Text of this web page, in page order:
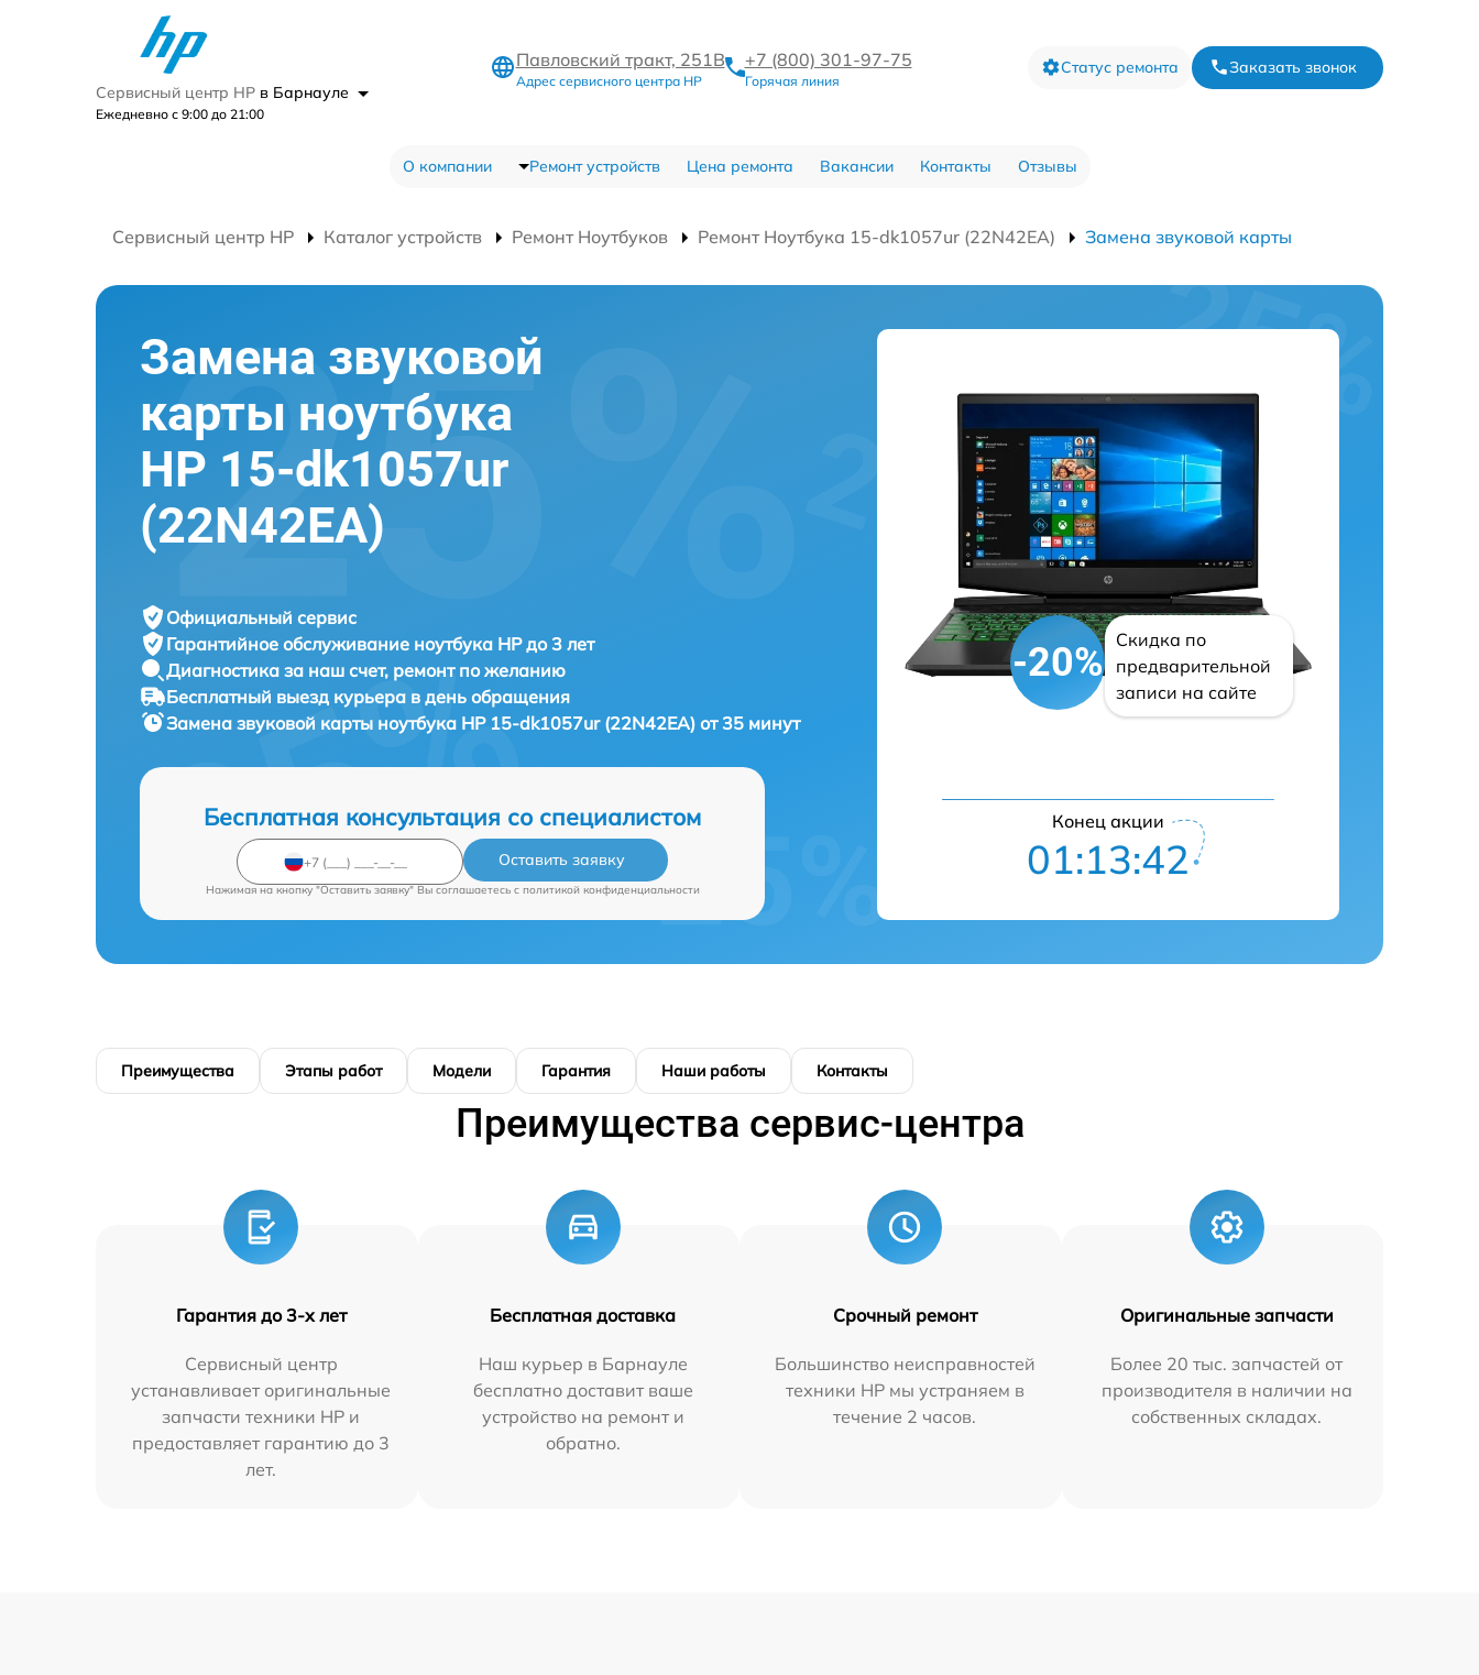
Сервисный центр HP в Барнауле
Ежедневно с 9:00 до 21:00
Павловский тракт, 251В
Адрес сервисного центра HP
+7 (800) 301-97-75
Горячая линия
Статус ремонта Заказать звонок
О компании Ремонт устройств Цена ремонта Вакансии Контакты Отзывы
Сервисный центр HP Каталог устройств Ремонт Ноутбуков Ремонт Ноутбука 15-dk1057ur (22N42EA) Замена звуковой карты
Замена звуковой
карты ноутбука
HP 15-dk1057ur
(22N42EA)
Официальный сервис
Гарантийное обслуживание ноутбука HP до 3 лет
Диагностика за наш счет, ремонт по желанию
Бесплатный выезд курьера в день обращения
Замена звуковой карты ноутбука HP 15-dk1057ur (22N42EA) от 35 минут
Бесплатная консультация со специалистом
Оставить заявку
Нажимая на кнопку "Оставить заявку" Вы соглашаетесь c политикой конфиденциальности
-20%
Скидка по
предварительной
записи на сайте
Конец акции
01:13:41
Преимущества Этапы работ Модели Гарантия Наши работы Контакты
Преимущества сервис-центра
Гарантия до 3-х лет
Сервисный центр
устанавливает оригинальные
запчасти техники HP и
предоставляет гарантию до 3
лет.
Бесплатная доставка
Наш курьер в Барнауле
бесплатно доставит ваше
устройство на ремонт и
обратно.
Срочный ремонт
Большинство неисправностей
техники HP мы устраняем в
течение 2 часов.
Оригинальные запчасти
Более 20 тыс. запчастей от
производителя в наличии на
собственных складах.